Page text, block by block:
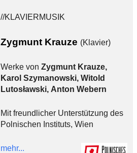
//KLAVIERMUSIK
Zygmunt Krauze (Klavier)
Werke von Zygmunt Krauze,
Karol Szymanowski, Witold
Lutosławski, Anton Webern
Mit freundlicher Unterstützung des
Polnischen Instituts, Wien
mehr...